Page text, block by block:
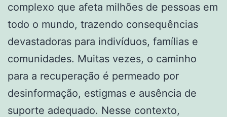
complexo que afeta milhões de pessoas em
todo o mundo, trazendo consequências
devastadoras para indivíduos, famílias e
comunidades. Muitas vezes, o caminho
para a recuperação é permeado por
desinformação, estigmas e ausência de
suporte adequado. Nesse contexto,